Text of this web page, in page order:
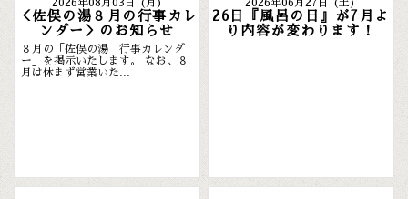
2026年08月03日 (月)
＜佐俣の湯８月の行事カレ
ンダー＞のお知らせ
８月の「佐俣の湯 行事カレンダ
ー」を掲示いたします。 なお、８
月は休まず営業いた...
2026年06月27日 (土)
26日『風呂の日』が7月よ
り内容が変わります！